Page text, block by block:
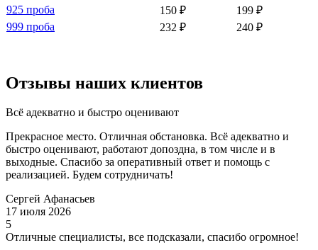
925 проба
150 ₽
199 ₽
999 проба
232 ₽ 240 ₽
Отзывы наших клиентов
Всё адекватно и быстро оценивают
Прекрасное место. Отличная обстановка. Всё адекватно и
быстро оценивают, работают допоздна, в том числе и в
выходные. Спасибо за оперативный ответ и помощь с
реализацией. Будем сотрудничать!
Сергей Афанасьев
17 июля 2026
5
Отличные специалисты, все подсказали, спасибо огромное!